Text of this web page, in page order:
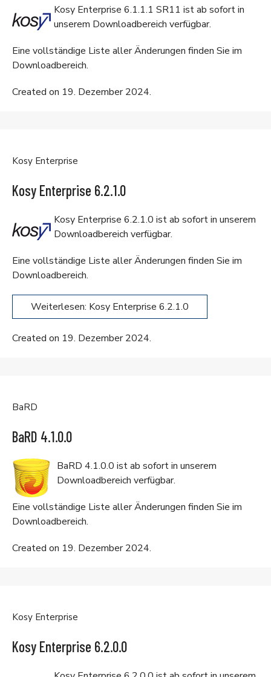
Kosy Enterprise 6.1.1.1 SR11 ist ab sofort in
unserem Downloadbereich verfügbar.
Eine vollständige Liste aller Änderungen finden Sie im
Downloadbereich.
Created on 19. Dezember 2024.
Kosy Enterprise
Kosy Enterprise 6.2.1.0
Kosy Enterprise 6.2.1.0 ist ab sofort in unserem
Downloadbereich verfügbar.
Eine vollständige Liste aller Änderungen finden Sie im
Downloadbereich.
Weiterlesen: Kosy Enterprise 6.2.1.0
Created on 19. Dezember 2024.
BaRD
BaRD 4.1.0.0
BaRD 4.1.0.0 ist ab sofort in unserem
Downloadbereich verfügbar.
Eine vollständige Liste aller Änderungen finden Sie im
Downloadbereich.
Created on 19. Dezember 2024.
Kosy Enterprise
Kosy Enterprise 6.2.0.0